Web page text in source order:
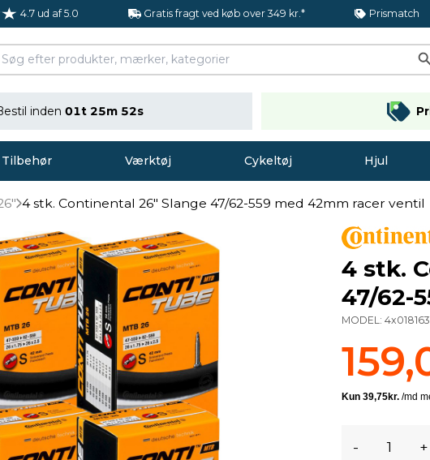
4.7 ud af 5.0 Gratis fragt ved køb over 349 kr.* Prismatch
inden01t 25m 51s
Tilbehør Værktøj Cykeltøj Hjul
4 stk. Continental 26" Slange 47/62-559 med 42mm racer ventil
4 stk.
47/62-
MODEL:
- +